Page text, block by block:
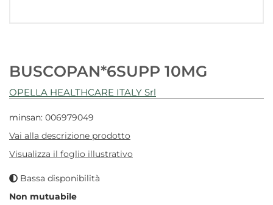
BUSCOPAN*6SUPP 10MG
OPELLA HEALTHCARE ITALY Srl
minsan: 006979049
Vai alla descrizione prodotto
Visualizza il foglio illustrativo
Bassa disponibilità
Non mutuabile